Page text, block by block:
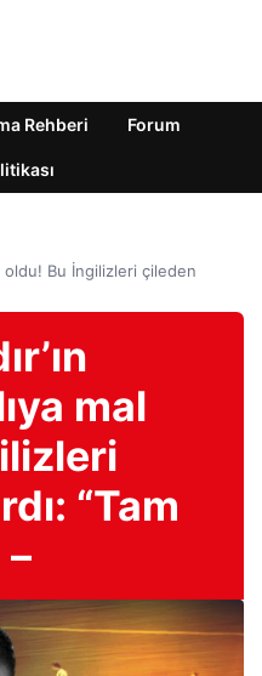
Rehberi Forum
oldu! Bu İngilizleri çileden
mal
“Tam